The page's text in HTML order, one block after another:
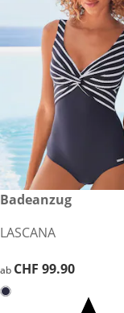
CHF 99.90
Badeanzug
LASCANA
CHF 99.90
ab CHF 99.90